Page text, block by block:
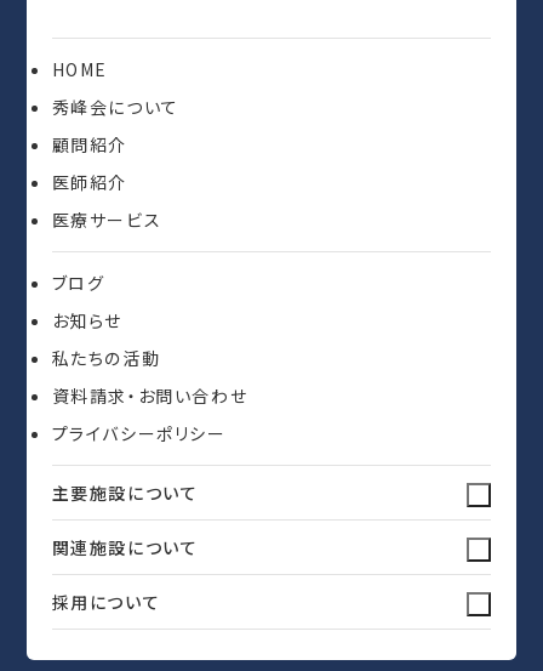
HOME
秀峰会について
顧問紹介
医師紹介
医療サービス
ブログ
お知らせ
私たちの活動
資料請求・お問い合わせ
プライバシーポリシー
主要施設について
関連施設について
採用について